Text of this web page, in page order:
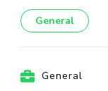
General
General